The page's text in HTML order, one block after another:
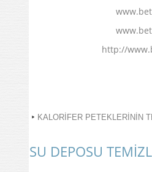
http://
KALORİFER PETEKLERİNİN
SU DEPOSU